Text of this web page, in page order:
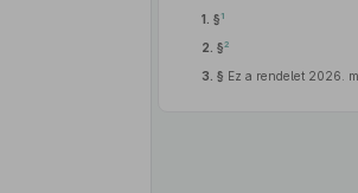
1. § 1
2. §2
3. § Ez a rendelet 2026.